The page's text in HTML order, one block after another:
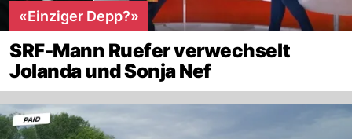
«Einziger Depp?»
SRF-Mann Ruefer verwechselt
Jolanda und Sonja Nef